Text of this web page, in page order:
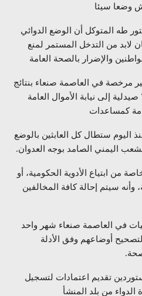
وضعا سيئا
طه المتوكل أن الوضع الدوائي
لابد من التدخل المستمر لمنع
والإضرار بالصحة العامة
432 صيدلية غير مرخصة في العاصمة صنعاء بنتائج
النزول الميداني الأول وإحالة 75 صيدلية إلى نيابة الأموال العامة
كمساعدات
اليوم ستطال كل العابثين بالوضع
اليمني الصامد بوجه العدوان.
من ابتياع الأدوية الحكومية، أو
سيتم إحالة كافة المخالفين
في العاصمة صنعاء شهر واحد
أوضاعهم وفق الأدلة
تقديم اعتمادات لتسجيل
الدواء من بلد المنشأ